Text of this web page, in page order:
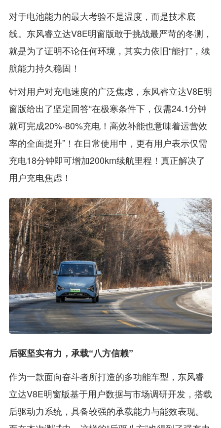
对于电池能力的最大考验不是温度，而是技术底
线。东风睿立达V8E明窗版敢于挑战最严苛的冬测，
就是为了证明不论任何环境，其实力依旧“能打”，续
航能力持久稳固！
针对用户对充电速度的广泛焦虑，东风睿立达V8E明
窗版给出了坚定回答“在极寒条件下，仅需24.1分钟
就可完成20%-80%充电！高效补能也意味着运营效
率的全面提升”！在日常使用中，更有用户表示仅需
充电18分钟即可增加200km续航里程！真正解决了
用户充电焦虑！
后驱坚实有力，承载“八方信赖”
作为一款面向奋斗者所打造的多功能车型，东风睿
立达V8E明窗版基于用户数据与市场调研开发，搭载
后驱动力系统，具备较强的承载能力与能效表现。